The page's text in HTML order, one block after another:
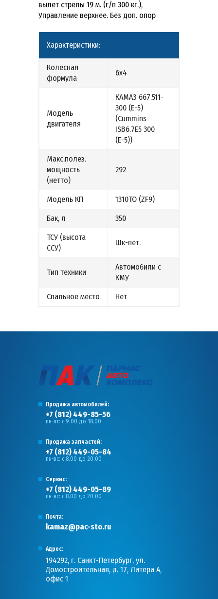
вылет стрелы 19 м. (г/п 300 кг.),
Управление верхнее. Без доп. опор
Характеристики:
Колесная
формула
6х4
Модель
двигателя
КАМАЗ 667.511-
300 (Е-5)
(Cummins
ISB6.7E5 300
(Е-5))
Макс.полез.
мощность
(нетто)
292
Модель КП 1310ТО (ZF9)
Бак, л 350
ТСУ (высота
ССУ)
Шк-пет.
Тип техники
Автомобили с
КМУ
Спальное место Нет
Продажа автомобилей:
+7 (812) 449-85-56
пн-пт: с 9.00 до 18.00
Продажа запчастей:
+7 (812) 449-05-84
пн-вс: с 8.00 до 20.00
Сервис:
+7 (812) 449-05-89
пн-вс: с 8.00 до 20.00
Почта:
kamaz@pac-sto.ru
Адрес:
194292, г. Санкт-Петербург, ул.
Домостроительная, д. 17, Литера А,
офис 1